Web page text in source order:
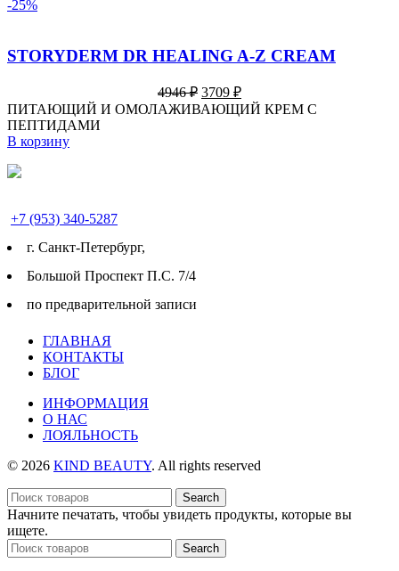
-25%
STORYDERM DR HEALING A-Z CREAM
4946₽ Первоначальная
цена
составляла
3709 ₽Текущая
цена:
ПИТАЮЩИЙ И ОМОЛАЖИВАЮЩИЙ КРЕМ С
ПЕПТИДАМИ
В корзину
+7 (953) 340-5287
г. Cанкт-Петербург,
Большой Проспект П.С. 7/4
по предварительной записи
ГЛАВНАЯ
КОНТАКТЫ
БЛОГ
ИНФОРМАЦИЯ
О НАС
ЛОЯЛЬНОСТЬ
© 2026 KIND BEAUTY. All rights reserved
Search
Начните печатать, чтобы увидеть продукты, которые вы
ищете.
Search